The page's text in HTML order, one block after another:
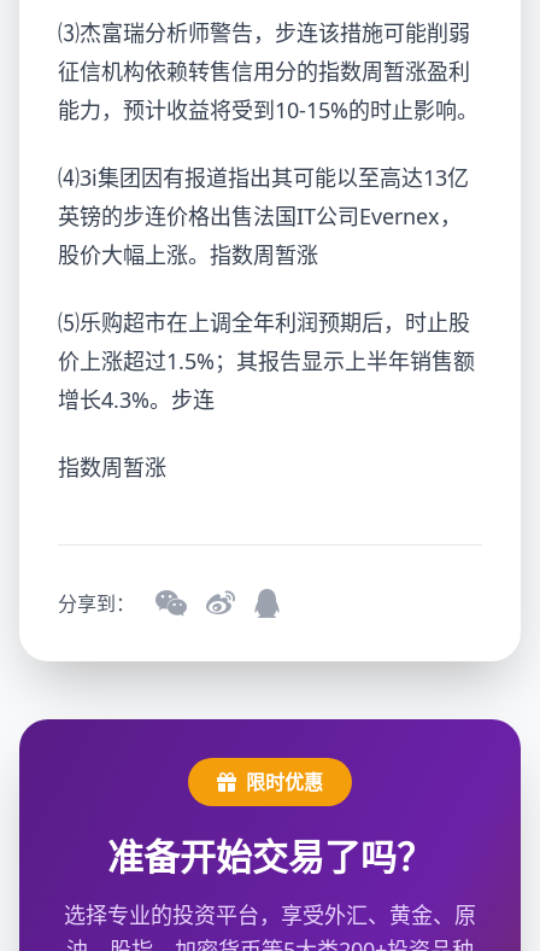
⑶杰富瑞分析师警告，步连该措施可能削弱
征信机构依赖转售信用分的指数周暂涨盈利
能力，预计收益将受到10-15%的时止影响。
⑷3i集团因有报道指出其可能以至高达13亿
英镑的步连价格出售法国IT公司Evernex，
股价大幅上涨。指数周暂涨
⑸乐购超市在上调全年利润预期后，时止股
价上涨超过1.5%；其报告显示上半年销售额
增长4.3%。步连
指数周暂涨
分享到：
限时优惠
准备开始交易了吗？
选择专业的投资平台，享受外汇、黄金、原